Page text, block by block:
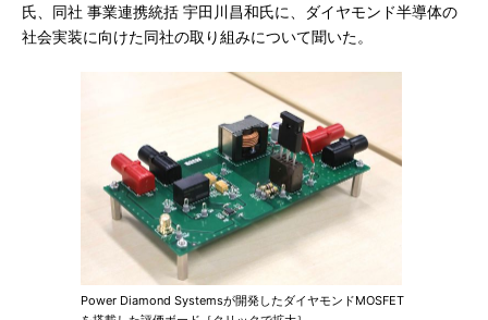
氏、同社 事業連携統括 宇田川昌和氏に、ダイヤモンド半導体の
社会実装に向けた同社の取り組みについて聞いた。
Power Diamond Systemsが開発したダイヤモンドMOSFET